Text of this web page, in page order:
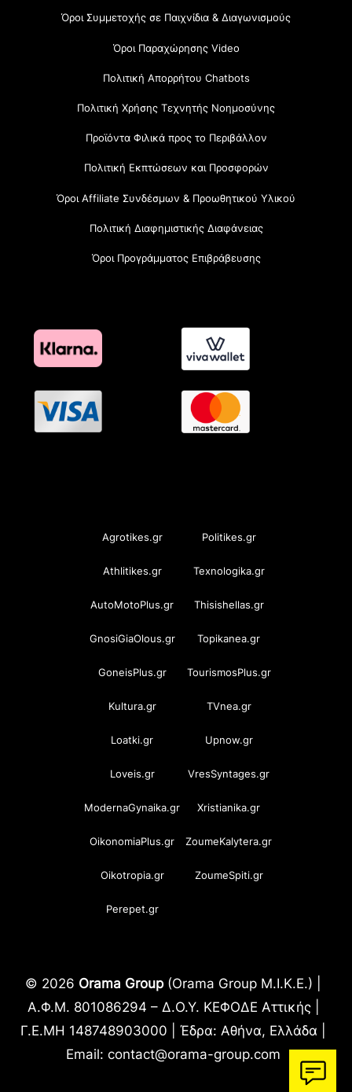
Όροι Συμμετοχής σε Παιχνίδια & Διαγωνισμούς
Όροι Παραχώρησης Video
Πολιτική Απορρήτου Chatbots
Πολιτική Χρήσης Τεχνητής Νοημοσύνης
Προϊόντα Φιλικά προς το Περιβάλλον
Πολιτική Εκπτώσεων και Προσφορών
Όροι Affiliate Συνδέσμων & Προωθητικού Υλικού
Πολιτική Διαφημιστικής Διαφάνειας
Όροι Προγράμματος Επιβράβευσης
Agrotikes.gr Politikes.gr
Athlitikes.gr Texnologika.gr
AutoMotoPlus.gr Thisishellas.gr
GnosiGiaOlous.gr Topikanea.gr
GoneisPlus.gr TourismosPlus.gr
Kultura.gr TVnea.gr
Loatki.gr Upnow.gr
Loveis.gr VresSyntages.gr
ModernaGynaika.gr Xristianika.gr
OikonomiaPlus.gr ZoumeKalytera.gr
Oikotropia.gr ZoumeSpiti.gr
Perepet.gr
© 2026 Orama Group(Orama Group Μ.Ι.Κ.Ε.) |
Α.Φ.Μ. 801086294 – Δ.Ο.Υ. ΚΕΦΟΔΕ Αττικής |
Γ.Ε.ΜΗ 148748903000 | Έδρα: Αθήνα, Ελλάδα |
Email: contact@orama-group.com